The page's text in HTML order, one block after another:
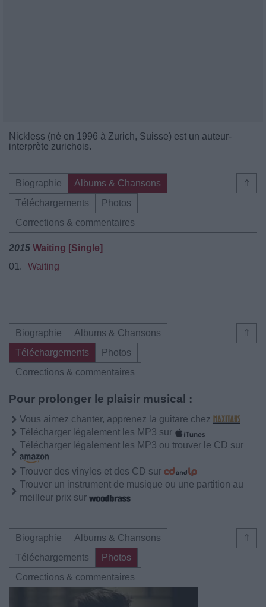
Nickless (né en 1996 à Zurich, Suisse) est un auteur-
interprète zurichois.
⇑
Biographie
Albums & Chansons
Téléchargements
Photos
Corrections & commentaires
2015 Waiting [Single]
01.
Waiting
⇑
Biographie
Albums & Chansons
Téléchargements
Photos
Corrections & commentaires
Pour prolonger le plaisir musical :
Vous aimez chanter, apprenez la guitare chez
Télécharger légalement les MP3 sur
Télécharger légalement les MP3 ou trouver le CD sur
Trouver des vinyles et des CD sur
Trouver un instrument de musique ou une partition au
meilleur prix sur
⇑
Biographie
Albums & Chansons
Téléchargements
Photos
Corrections & commentaires